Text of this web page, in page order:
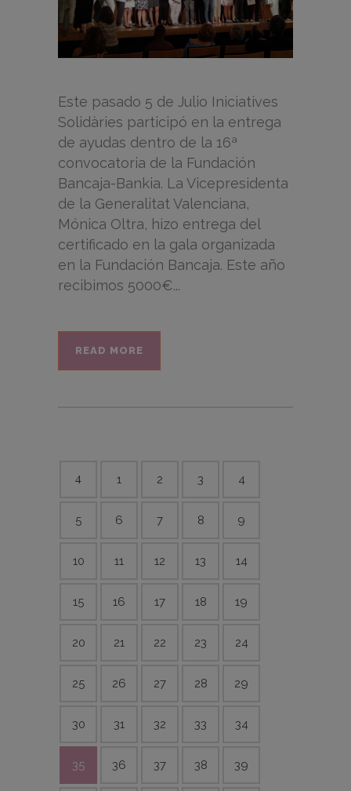
Este pasado 5 de Julio Iniciatives
Solidàries participó en la entrega
de ayudas dentro de la 16ª
convocatoria de la Fundación
Bancaja-Bankia. La Vicepresidenta
de la Generalitat Valenciana,
Mónica Oltra, hizo entrega del
certificado en la gala organizada
en la Fundación Bancaja. Este año
recibimos 5000€...
READ MORE
1 2 3 4
5 6 7 8 9
10 11 12 13 14
15 16 17 18 19
20 21 22 23 24
25 26 27 28 29
30 31 32 33 34
35 36 37 38 39